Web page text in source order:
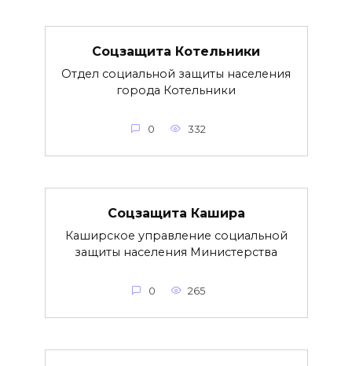
Соцзащита Котельники
Отдел социальной защиты населения
города Котельники
0 332
Соцзащита Кашира
Каширское управление социальной
защиты населения Министерства
0 265